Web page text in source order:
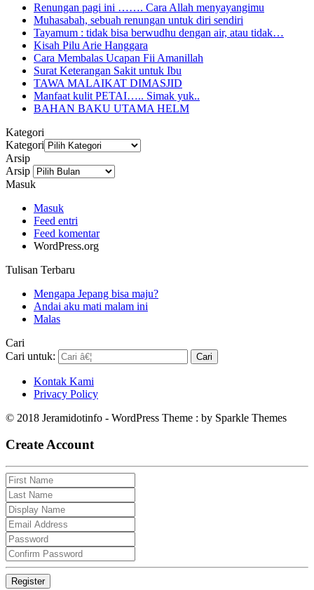
Renungan pagi ini ……. Cara Allah menyayangimu
Muhasabah, sebuah renungan untuk diri sendiri
Tayamum : tidak bisa berwudhu dengan air, atau tidak…
Kisah Pilu Arie Hanggara
Cara Membalas Ucapan Fii Amanillah
Surat Keterangan Sakit untuk Ibu
TAWA MALAIKAT DIMASJID
Manfaat kulit PETAI….. Simak yuk..
BAHAN BAKU UTAMA HELM
Kategori
Kategori
Arsip
Arsip
Masuk
Masuk
Feed entri
Feed komentar
WordPress.org
Tulisan Terbaru
Mengapa Jepang bisa maju?
Andai aku mati malam ini
Malas
Cari
Cari untuk:
Kontak Kami
Privacy Policy
© 2018 Jeramidotinfo - WordPress Theme : by Sparkle Themes
Create Account